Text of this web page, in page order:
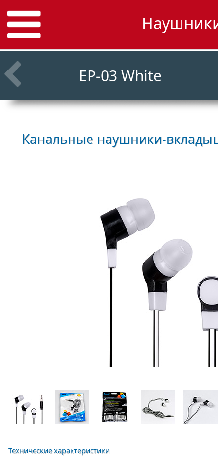
EP-03 White
Канальные наушники-
Технические характеристики